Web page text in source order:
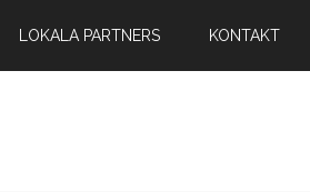
LOKALA PARTNERS KONTAKT